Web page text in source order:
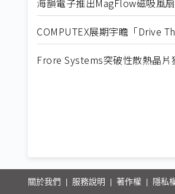
海韻電子推出MagFlow磁吸風
COMPUTEX展期宇瞻「Drive
Frore Systems突破性散熱晶片
關於我們 服務說明 著作權 隱私